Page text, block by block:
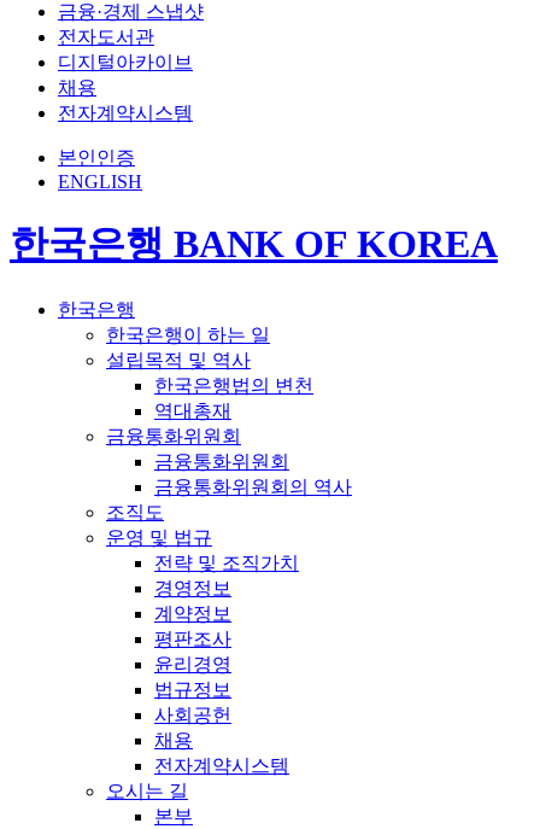
금융·경제 스냅샷
전자도서관
디지털아카이브
채용
전자계약시스템
본인인증
ENGLISH
한국은행 BANK OF KOREA
한국은행
한국은행이 하는 일
설립목적 및 역사
한국은행법의 변천
역대총재
금융통화위원회
금융통화위원회
금융통화위원회의 역사
조직도
운영 및 법규
전략 및 조직가치
경영정보
계약정보
평판조사
윤리경영
법규정보
사회공헌
채용
전자계약시스템
오시는 길
본부